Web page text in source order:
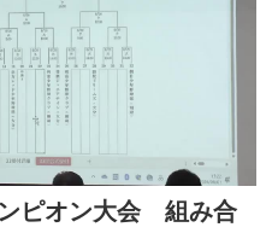
ピオン大会 組み合